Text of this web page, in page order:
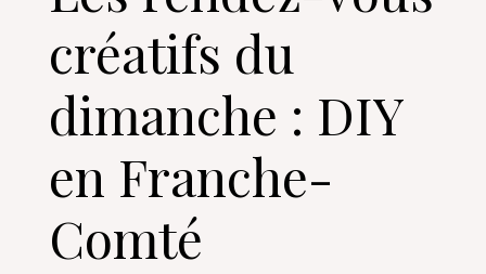
créatifs du
dimanche : DIY
en Franche-
Comté